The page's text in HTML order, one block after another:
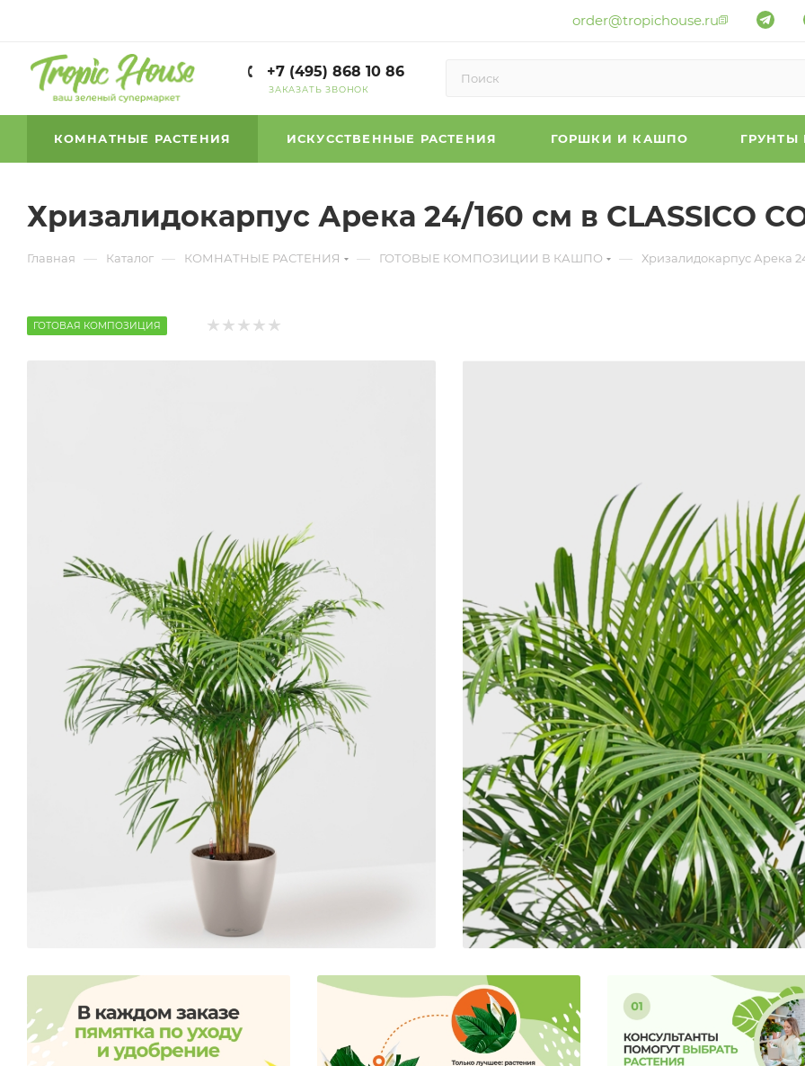
order@tropichouse.ru
+7 (495) 868 10 86
ЗАКАЗАТЬ ЗВОНОК
КОМНАТНЫЕ РАСТЕНИЯ ИСКУССТВЕННЫЕ РАСТЕНИЯ ГОРШКИ И КАШПО ГРУНТЫ
Хризалидокарпус Арека 24/160 см в CLASSICO
Главная — Каталог — КОМНАТНЫЕ РАСТЕНИЯ — ГОТОВЫЕ КОМПОЗИЦИИ В КАШПО — Хризалидокарпус Арека
ГОТОВАЯ КОМПОЗИЦИЯ